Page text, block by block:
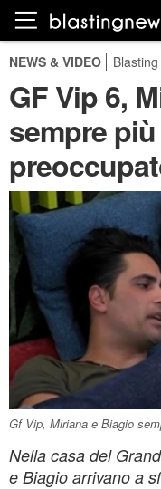
NEWS & VIDEO
GF Vip 6,
sempre
Gf Vip, Miriana e Biagio
Nella casa del
e Biagio arrivano a